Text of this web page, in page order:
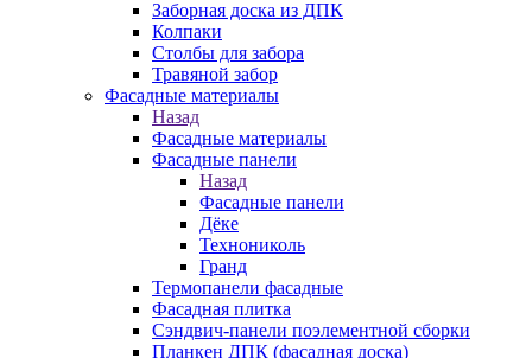
Заборная доска из ДПК
Колпаки
Столбы для забора
Травяной забор
Фасадные материалы
Назад
Фасадные материалы
Фасадные панели
Назад
Фасадные панели
Дёке
Технониколь
Гранд
Термопанели фасадные
Фасадная плитка
Сэндвич-панели поэлементной сборки
Планкен ДПК (фасадная доска)